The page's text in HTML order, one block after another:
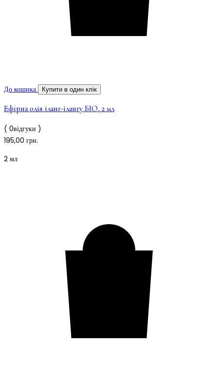
До кошика Купити в один клік
Ефірна олія іланг-ілангу БІО, 2 мл
( 0відгуки )
195,00 грн.
2 мл